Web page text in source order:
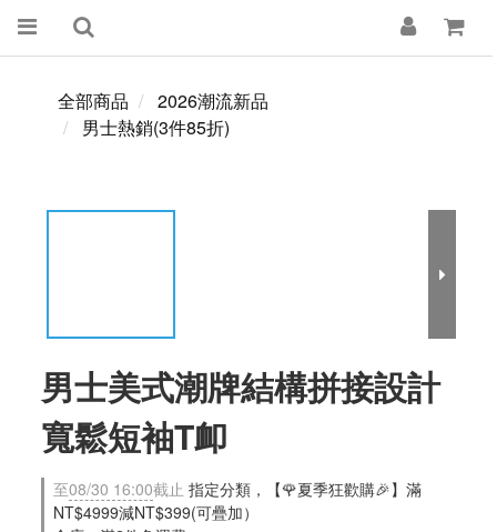
全部商品
2026潮流新品
男士熱銷(3件85折)
男士美式潮牌結構拼接設計
寬鬆短袖T卹
至08/30 16:00截止 指定分類，【🌹夏季狂歡購🎉】滿
NT$4999減NT$399(可疊加）